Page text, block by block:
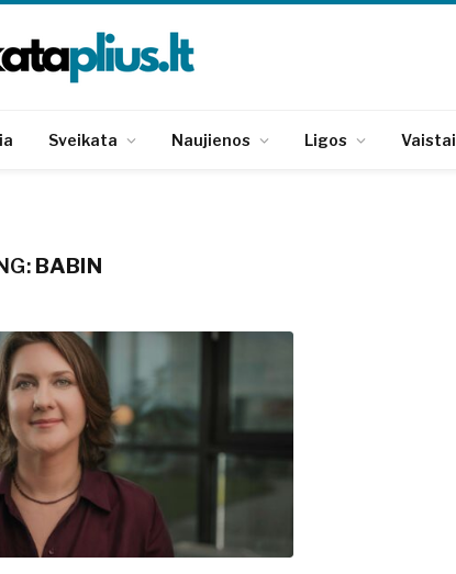
Sveikata Naujienos Ligos Vaistai
BABIN